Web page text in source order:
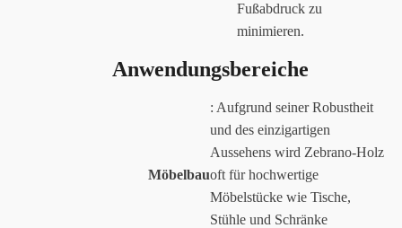
Fußabdruck zu
minimieren.
Anwendungsbereiche
Möbelbau
: Aufgrund seiner Robustheit
und des einzigartigen
Aussehens wird Zebrano-Holz
oft für hochwertige
Möbelstücke wie Tische,
Stühle und Schränke